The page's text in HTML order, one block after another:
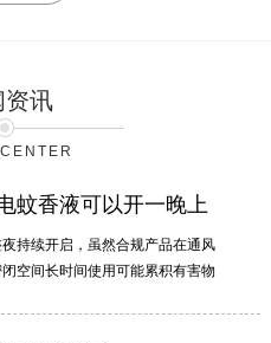
资讯
蚊香液可以开一晚上
持续开启‌，虽然合规产品在通风
空间长时间使用可能累积有害物